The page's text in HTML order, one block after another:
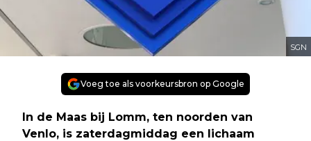
SGN
Voeg toe als voorkeursbron op Google
In de Maas bij Lomm, ten noorden van
Venlo, is zaterdagmiddag een lichaam